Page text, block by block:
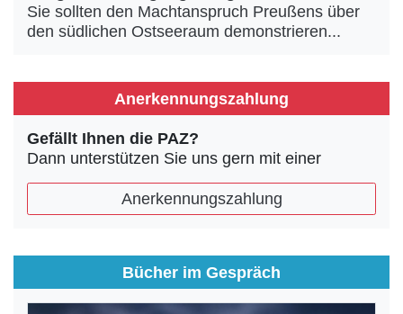
Sie sollten den Machtanspruch Preußens über
den südlichen Ostseeraum demonstrieren...
Anerkennungszahlung
Gefällt Ihnen die PAZ?
Dann unterstützen Sie uns gern mit einer
Anerkennungszahlung
Bücher im Gespräch